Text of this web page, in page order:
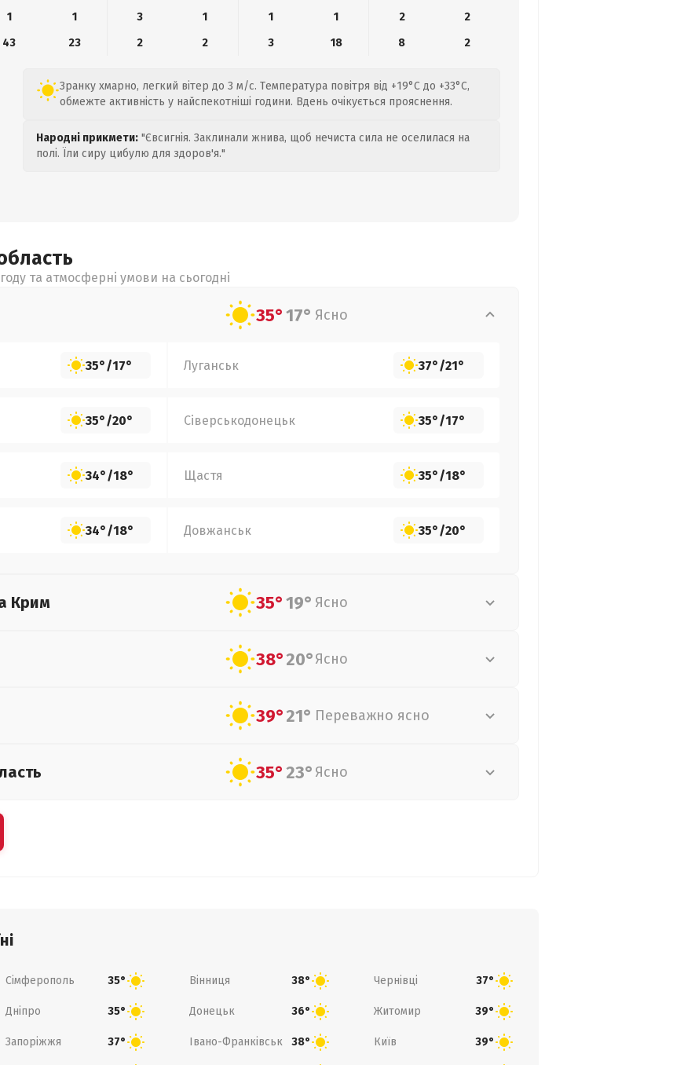
1
1 3 1 1 1 2
2
43
23 2 2 3 18 8 2
Зранку хмарно, легкий вітер до 3 м/с. Температура повітря від +19°C до +33°C,
обмежте активність у найспекотніші години. Вдень очікується прояснення.
Народні прикмети: "Євсигнія. Заклинали жнива, щоб нечиста сила не оселилася на
полі. Їли сиру цибулю для здоров'я."
та атмосферні умови на сьогодні
35°17° Ясно
35°/17° Луганськ 37°/21°
35°/20° Сіверськодонецьк 35°/17°
34°/18° Щастя 35°/18°
34°/18° Довжанськ 35°/20°
Крим 35°19° Ясно
38°20°Ясно
39°21° Переважно ясно
35°23° Ясно
Сімферополь 35° Вінниця 38° Чернівці 37°
Дніпро 35° Донецьк 36° Житомир 39°
Запоріжжя 37° Івано-Франківськ 38° Київ 39°